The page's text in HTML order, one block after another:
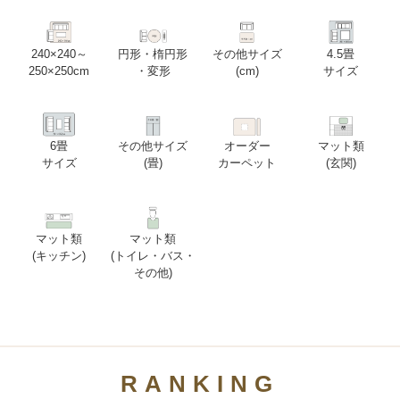
240×240～
250×250cm
円形・楕円形
・変形
その他サイズ
(cm)
4.5畳
サイズ
6畳
サイズ
その他サイズ
(畳)
オーダー
カーペット
マット類
(玄関)
マット類
(キッチン)
マット類
(トイレ・バス・
その他)
RANKING